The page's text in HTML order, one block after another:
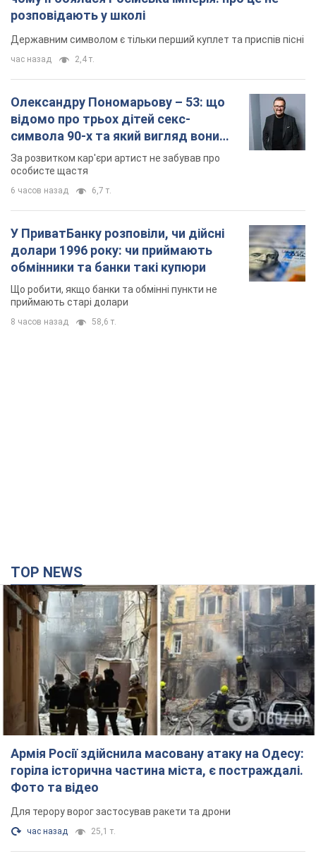
У ПриватБанку розповіли, чи дійсні
долари 1996 року: чи приймають
приймають старі долари
8 часов назад 58,6 т.
горіла історична частина міста, є постраждалі.
Фото та відео
Для терору ворог застосував ракети та дрони
час назад 25,1 т.
Нардепи взяли гроші з бюджету на оренду
елітних квартир у Києві: хто з парламентарів
просив кошти та де поселився
Як працює особлива соціальна гарантія та хто нею
користується
3 часа назад 48,6 т.
Російська армія обстріляла дві сусідні
багатоповерхівки в Харкові: двоє загиблих,